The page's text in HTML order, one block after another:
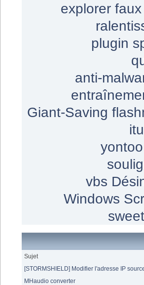
explorer
plugin
anti-
Giant-Saving
yontoo
vbs
Windows
Sujet
[STORMSHIELD] Modifier l'adresse IP
MHaudio converter